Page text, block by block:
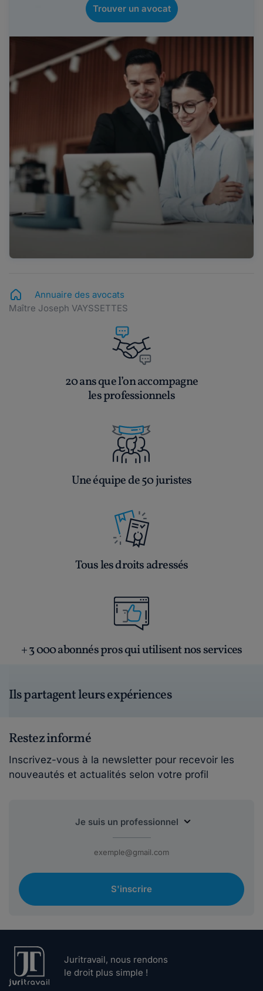
Trouver un avocat
Annuaire des avocats
Maître Joseph VAYSSETTES
20 ans que l’on accompagne
les professionnels
Une équipe de 50 juristes
Tous les droits adressés
+ 3 000 abonnés pros qui utilisent nos services
Ils partagent leurs expériences
Restez informé
Inscrivez-vous à la newsletter pour recevoir les
nouveautés et actualités selon votre profil
S'inscrire
Juritravail, nous rendons
le droit plus simple !